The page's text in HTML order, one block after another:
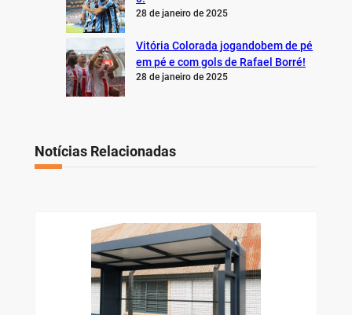
28 de janeiro de 2025
Vitória Colorada jogandobem de pé
em pé e com gols de Rafael Borré!
28 de janeiro de 2025
Notícias Relacionadas